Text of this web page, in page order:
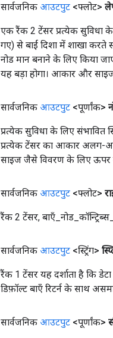
सार्वजनिक आउटपुट <फ्लोट>
एक रैंक 2 टेंसर प्रत्येक सुविधा
गए) से बाईं दिशा में शाखा करते
नोड मान बनाने के लिए किया
यह बड़ा होगा। आकार और
सार्वजनिक आउटपुट <पूर्णांक>
प्रत्येक सुविधा के लिए
प्रत्येक टेंसर का आकार अलग-
साइज जैसे विवरण के लिए ऊपर
सार्वजनिक आउटपुट <फ्लोट>
रैंक 2 टेंसर,
सार्वजनिक आउटपुट <स्ट्रिंग>
रैंक 1 टेंसर यह दर्शाता है कि
डिफ़ॉल्ट बाएँ रिटर्न के साथ
सार्वजनिक आउटपुट <पूर्णांक>